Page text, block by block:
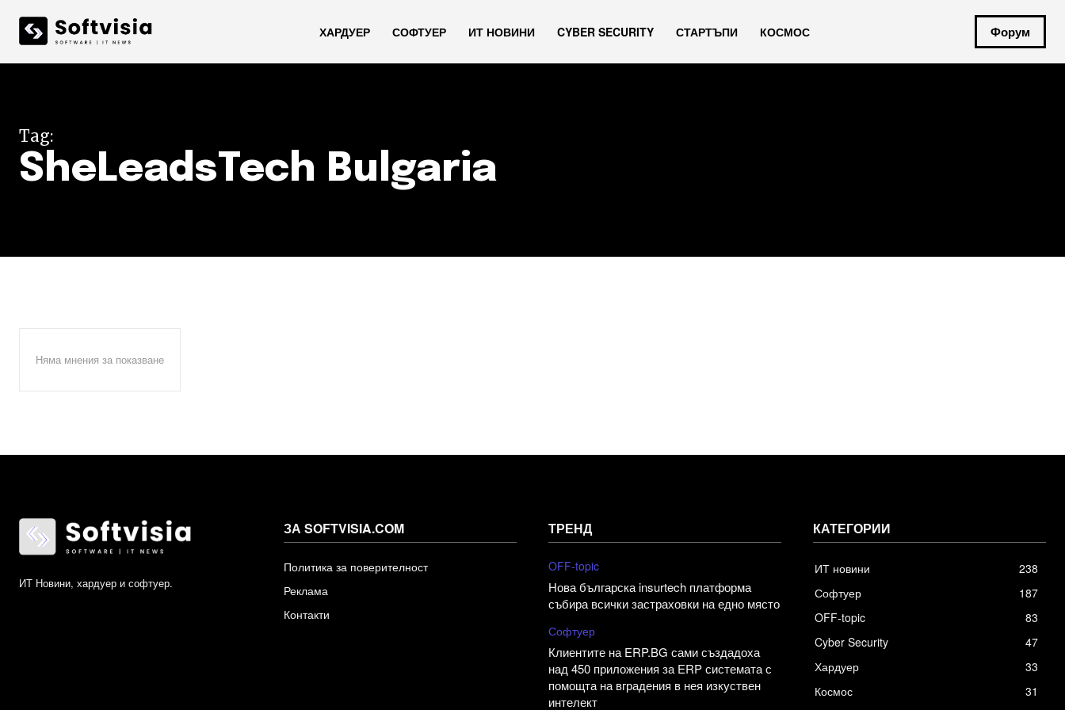
ХАРДУЕР СОФТУЕР ИТ НОВИНИ CYBER SECURITY СТАРТЪПИ КОСМОС Форум
Tag:
SheLeadsTech Bulgaria
Няма мнения за показване
ИТ Новини, хардуер и софтуер.
ЗА SOFTVISIA.COM
Политика за поверителност
Реклама
Контакти
ТРЕНД
OFF-topic
Нова българска insurtech платформа
събира всички застраховки на едно място
Софтуер
Клиентите на ERP.BG сами създадоха
над 450 приложения за ERP системата с
помощта на вградения в нея изкуствен
интелект
КАТЕГОРИИ
ИТ новини
238
Софтуер
187
OFF-topic
83
Cyber Security
47
Хардуер
33
Космос
31